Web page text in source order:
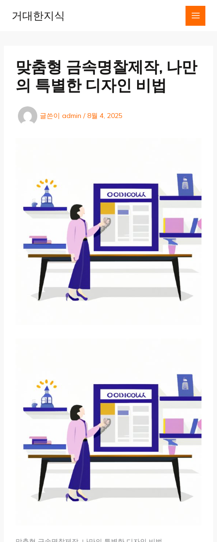
거대한지식
맞춤형 금속명찰제작, 나만
의 특별한 디자인 비법
글쓴이 admin /8월 4, 2025